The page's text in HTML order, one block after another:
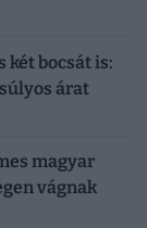
bocsát is:
árat
magyar
vágnak